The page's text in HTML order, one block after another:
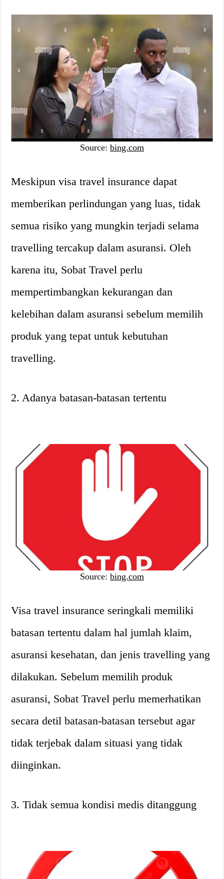
Source: bing.com
Meskipun visa travel insurance dapat
memberikan perlindungan yang luas, tidak
semua risiko yang mungkin terjadi selama
travelling tercakup dalam asuransi. Oleh
karena itu, Sobat Travel perlu
mempertimbangkan kekurangan dan
kelebihan dalam asuransi sebelum memilih
produk yang tepat untuk kebutuhan
travelling.
2. Adanya batasan-batasan tertentu
Source: bing.com
Visa travel insurance seringkali memiliki
batasan tertentu dalam hal jumlah klaim,
asuransi kesehatan, dan jenis travelling yang
dilakukan. Sebelum memilih produk
asuransi, Sobat Travel perlu memerhatikan
secara detil batasan-batasan tersebut agar
tidak terjebak dalam situasi yang tidak
diinginkan.
3. Tidak semua kondisi medis ditanggung